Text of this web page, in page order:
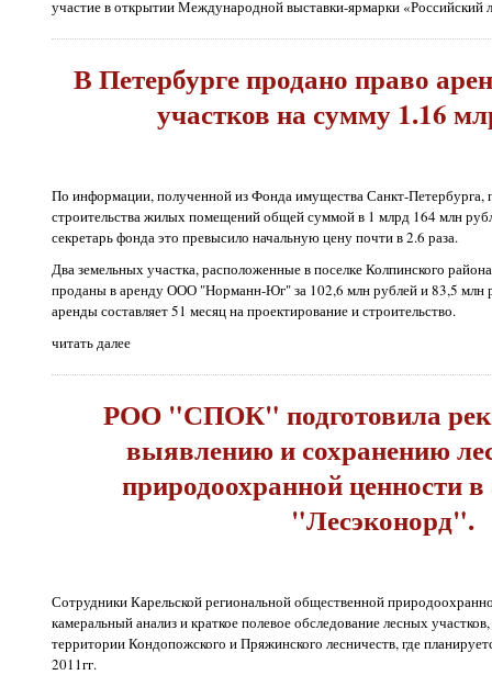
участие в открытии Международной выставки-ярмарки «Российский
В Петербурге продано право
участков на сумму 1.16
По информации, полученной из Фонда имущества Санкт-Петербурга,
строительства жилых помещений общей суммой в 1 млрд 164 млн
секретарь фонда это превысило начальную цену почти в 2.6 раза.
Два земельных участка, расположенные в поселке Колпинского
проданы в аренду ООО "Норманн-Юг" за 102,6 млн рублей и 83,5 млн
аренды составляет 51 месяц на проектирование и строительство.
читать далее
РОО "СПОК" подготовила
выявлению и сохранению
природоохранной ценности
"Лесэконорд".
Сотрудники Карельской региональной общественной
камеральный анализ и краткое полевое обследование лесных
территории Кондопожского и Пряжинского лесничеств, где
2011гг.